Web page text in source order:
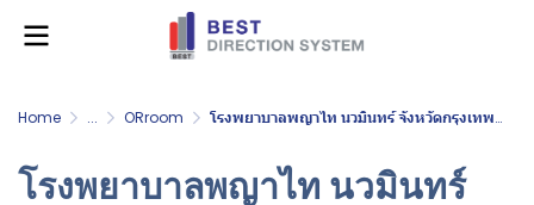
Home ... ORroom โรงพยาบาลพญาไท นวมินทร์ จังหวัดกรุงเทพมหานคร
โรงพยาบาลพญาไท นวมินทร์